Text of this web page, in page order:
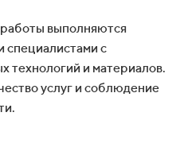
выполняются
с
технологий и материалов.
услуг и соблюдение